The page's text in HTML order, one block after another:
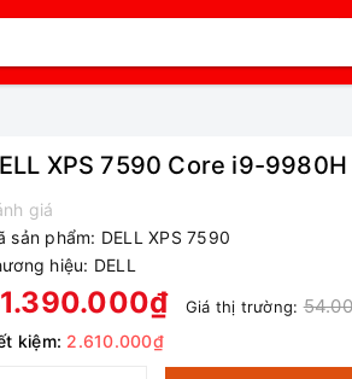
XPS 7590 Core i9-9980H
giá
sản phẩm: DELL XPS 7590
hiệu: DELL
Giá thị trường:
kiệm: 2.610.000₫